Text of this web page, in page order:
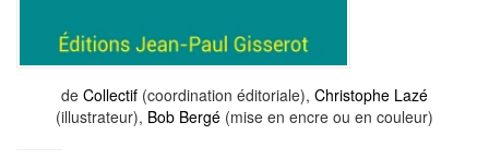
de Collectif (coordination éditoriale), Christophe Lazé
(illustrateur), Bob Bergé (mise en encre ou en couleur)